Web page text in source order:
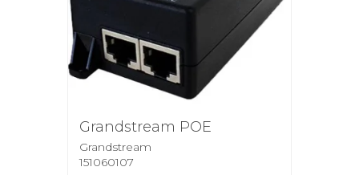
Grandstream POE
Grandstream
151060107